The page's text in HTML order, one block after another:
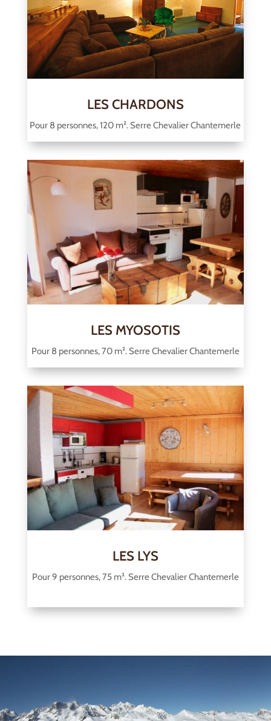
LES CHARDONS
Pour 8 personnes, 120 m². Serre Chevalier Chantemerle
LES MYOSOTIS
Pour 8 personnes, 70 m². Serre Chevalier Chantemerle
LES LYS
Pour 9 personnes, 75 m². Serre Chevalier Chantemerle